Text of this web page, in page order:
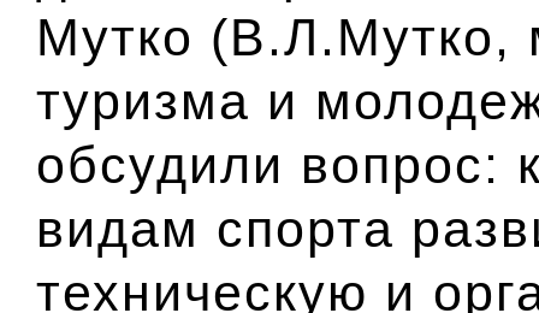
Мутко (В.Л.Мутко,
туризма и
обсудили вопрос:
видам спорта
техническую и